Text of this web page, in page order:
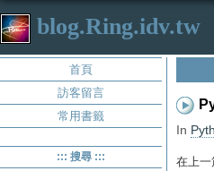
blog.Ring.idv.tw
In
在上一
首頁
訪客留言
常用書籤
::: 搜尋 :::